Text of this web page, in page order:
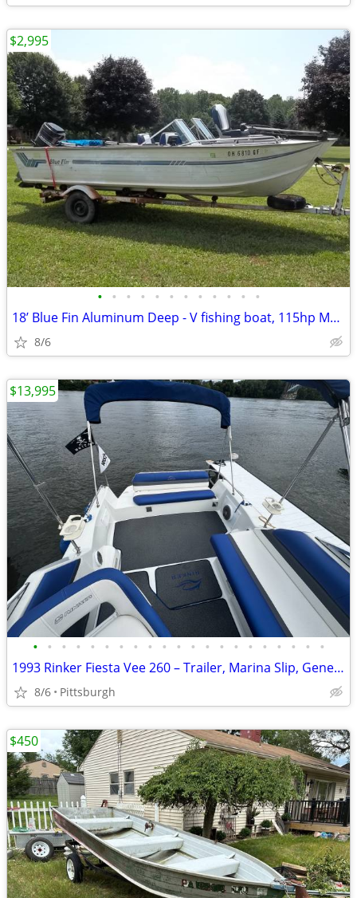
• • • • • • • • • • • •
18’ Blue Fin Aluminum Deep - V fishing boat, 115hp Mercury outboard, t
8/6
$2,995
• • • • • • • • • • • • • • • • • • • • •
1993 Rinker Fiesta Vee 260 – Trailer, Marina Slip, Generator & Many Up
8/6 Pittsburgh
$13,995
$450